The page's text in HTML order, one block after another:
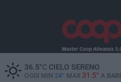
36.5°CCIELO SERENO
OGGI MIN 24° MAX 31.5° A BARI